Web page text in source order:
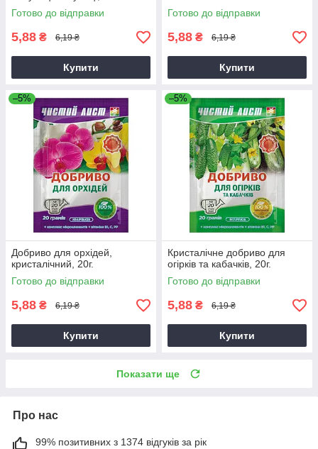
Готово до відправки
5,88 ₴ 6,19 ₴
Купити
Готово до відправки
5,88 ₴ 6,19 ₴
Купити
–5%
Добриво для орхідей,
кристалічний, 20г.
Готово до відправки
5,88 ₴ 6,19 ₴
Купити
–5%
Кристалічне добриво для
огірків та кабачків, 20г.
Готово до відправки
5,88 ₴ 6,19 ₴
Купити
Показати ще
Про нас
99% позитивних з 1374 відгуків за рік